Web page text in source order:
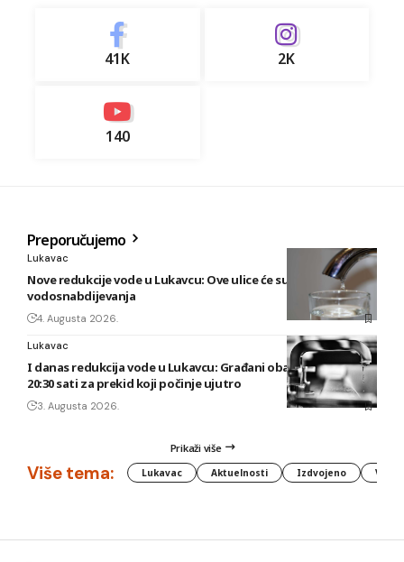
41K 2K
140
Preporučujemo
Lukavac
Nove redukcije vode u Lukavcu: Ove ulice će sutra biti bez
vodosnabdijevanja
4. Augusta 2026.
Lukavac
I danas redukcija vode u Lukavcu: Građani obaviješteni tek u
20:30 sati za prekid koji počinje ujutro
3. Augusta 2026.
Prikaži više
Više tema: Lukavac Aktuelnosti Izdvojeno